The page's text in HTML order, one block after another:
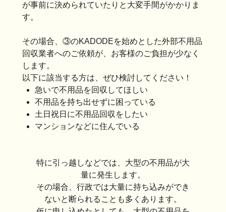
が事前に決められていたりと大変手間がかかりま
す。
その場合、③のKADODEを始めとした外部不用品
回収業者へのご依頼が、お客様のご負担が少なく
します。
以下に該当する方は、ぜひ検討してください！
急いで不用品を回収してほしい
不用品を持ち出せずに困っている
土日祝日に不用品回収をしたい
マンションなどに住んでいる
特に引っ越しなどでは、大型の不用品が大
量に発生します。
その場合、行政では大量に持ち込みができ
ないと断られることも多くあります。